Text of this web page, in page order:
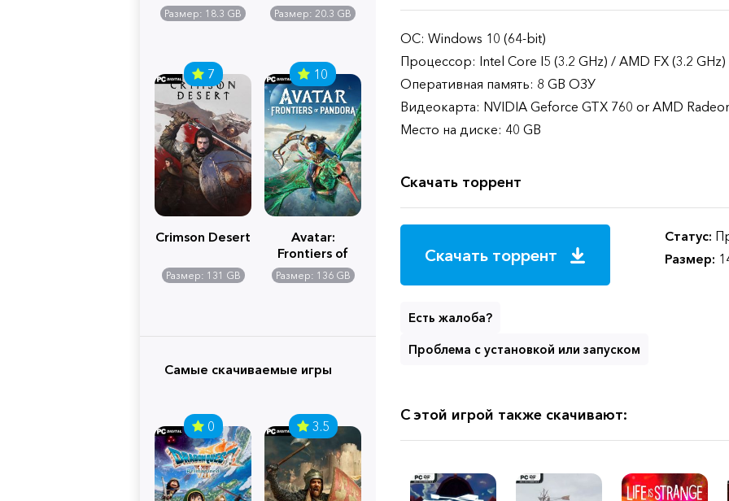
Размер: 18.3 GB Размер: 20.3 GB
7
Crimson Desert
Размер: 131 GB
10
Avatar:
Frontiers of
Pandora
Размер: 136 GB
Самые скачиваемые игры
0 3.5
ОС: Windows 10 (64-bit)
Процессор: Intel Core I5 (3.2 GHz) / AMD FX (3.2 GHz)
Оперативная память: 8 GB ОЗУ
Видеокарта: NVIDIA Geforce GTX 760 or AMD
Место на диске: 40 GB
Скачать торрент
Скачать торрент
Статус:
Размер:
Есть жалоба?
Проблема с установкой или запуском
С этой игрой также скачивают: